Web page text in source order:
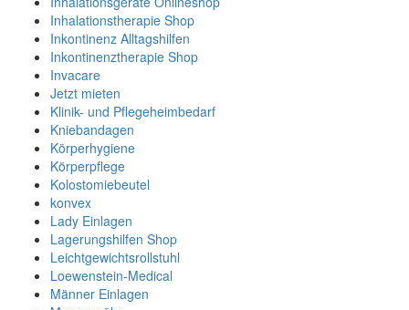
Inhalationstherapie Shop
Inkontinenz Alltagshilfen
Inkontinenztherapie Shop
Invacare
Jetzt mieten
Klinik- und Pflegeheimbedarf
Kniebandagen
Körperhygiene
Körperpflege
Kolostomiebeutel
konvex
Lady Einlagen
Lagerungshilfen Shop
Leichtgewichtsrollstuhl
Loewenstein-Medical
Männer Einlagen